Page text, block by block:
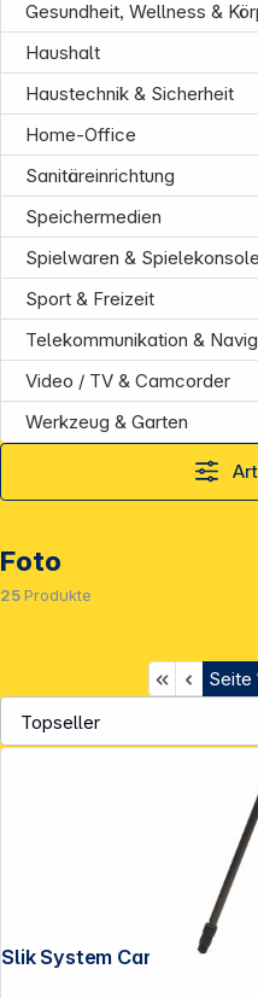
Gesundheit, Wellness &
Haushalt
Haustechnik & Sicherheit
Home-Office
Sanitäreinrichtung
Speichermedien
Spielwaren &
Sport & Freizeit
Telekommunikation &
Video / TV & Camcorder
Werkzeug & Garten
Foto
25 Produkte
Seite
Slik System Carbon 73
Informationen